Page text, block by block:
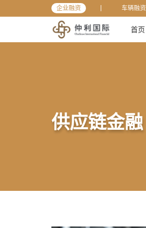
企业融资 车辆融资
首页
供应链金融